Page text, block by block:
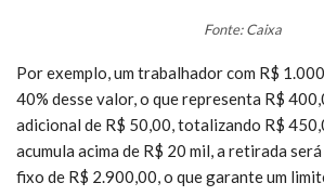
Fonte: Caixa
Por exemplo, um trabalhador com R$
40% desse valor, o que representa R$
adicional de R$ 50,00, totalizando R$
acumula acima de R$ 20 mil, a retirada
fixo de R$ 2.900,00, o que garante um